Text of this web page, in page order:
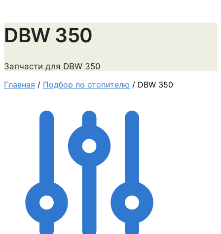
DBW 350
Запчасти для DBW 350
Главная / Подбор по отопителю / DBW 350